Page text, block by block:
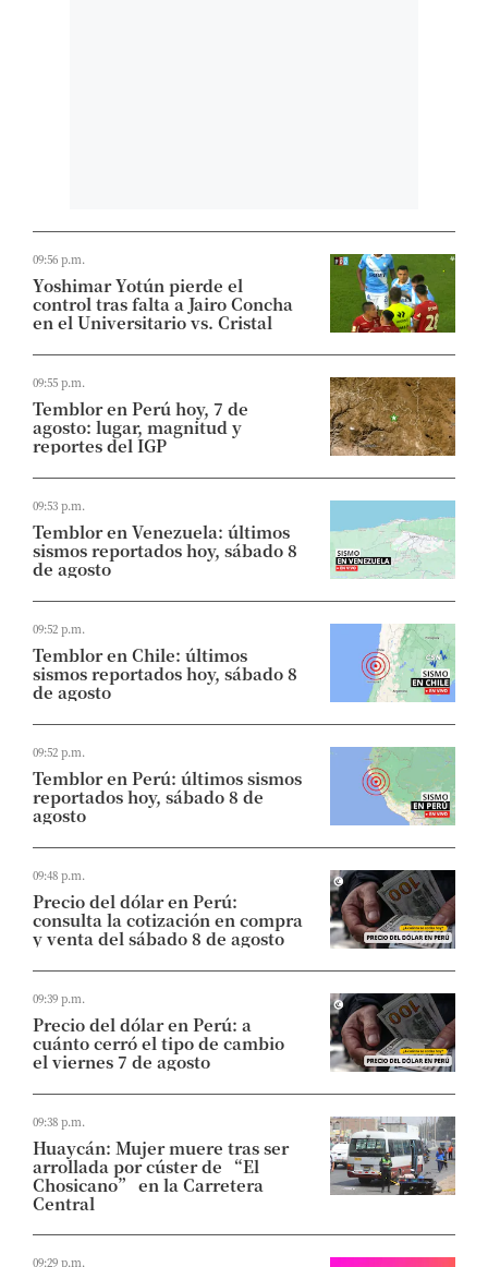
09:56 p.m.
Yoshimar Yotún pierde el
control tras falta a Jairo Concha
en el Universitario vs. Cristal
09:55 p.m.
Temblor en Perú hoy, 7 de
agosto: lugar, magnitud y
reportes del IGP
09:53 p.m.
Temblor en Venezuela: últimos
sismos reportados hoy, sábado 8
de agosto
09:52 p.m.
Temblor en Chile: últimos
sismos reportados hoy, sábado 8
de agosto
09:52 p.m.
Temblor en Perú: últimos sismos
reportados hoy, sábado 8 de
agosto
09:48 p.m.
Precio del dólar en Perú:
consulta la cotización en compra
y venta del sábado 8 de agosto
09:39 p.m.
Precio del dólar en Perú: a
cuánto cerró el tipo de cambio
el viernes 7 de agosto
09:38 p.m.
Huaycán: Mujer muere tras ser
arrollada por cúster de “El
Chosicano” en la Carretera
Central
09:29 p.m.